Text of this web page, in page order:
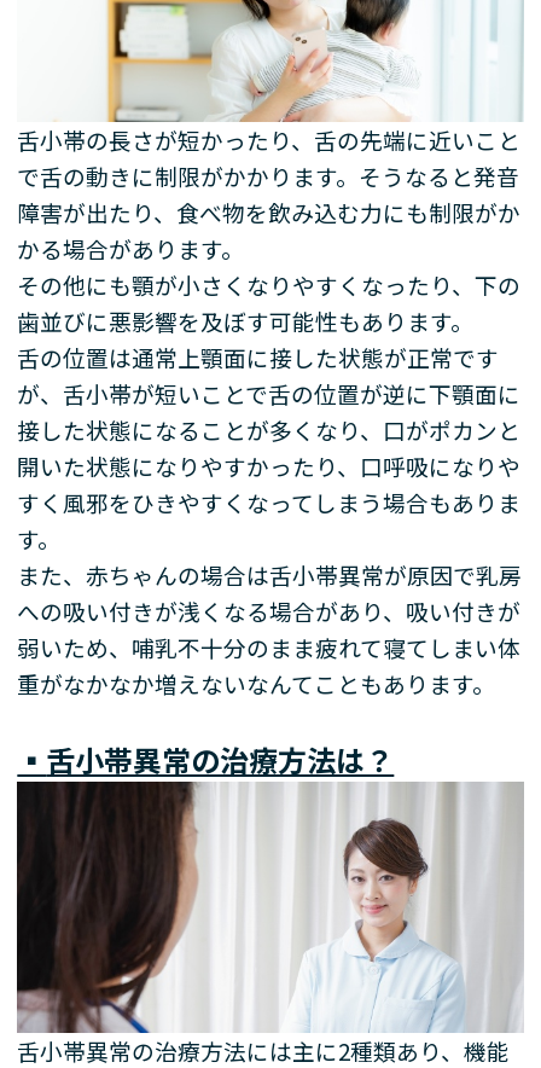
舌小帯の長さが短かったり、舌の先端に近いこと
で舌の動きに制限がかかります。そうなると発音
障害が出たり、食べ物を飲み込む力にも制限がか
かる場合があります。
その他にも顎が小さくなりやすくなったり、下の
歯並びに悪影響を及ぼす可能性もあります。
舌の位置は通常上顎面に接した状態が正常です
が、舌小帯が短いことで舌の位置が逆に下顎面に
接した状態になることが多くなり、口がポカンと
開いた状態になりやすかったり、口呼吸になりや
すく風邪をひきやすくなってしまう場合もありま
す。
また、赤ちゃんの場合は舌小帯異常が原因で乳房
への吸い付きが浅くなる場合があり、吸い付きが
弱いため、哺乳不十分のまま疲れて寝てしまい体
重がなかなか増えないなんてこともあります。
▪️ 舌小帯異常の治療方法は？
舌小帯異常の治療方法には主に2種類あり、機能